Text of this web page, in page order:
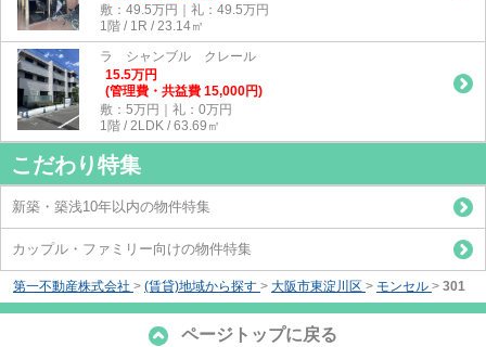
敷：49.5万円｜礼：49.5万円
1階 / 1R / 23.14㎡
ラ シャンブル クレール
15.5万円
(管理費・共益費 15,000円)
敷：5万円｜礼：0万円
1階 / 2LDK / 63.69㎡
こだわり特集
新築・築浅10年以内の物件特集
カップル・ファミリー向けの物件特集
第一不動産株式会社 > (賃貸)地域から探す > 大阪市東淀川区 > モンセル > 301
ページトップに戻る